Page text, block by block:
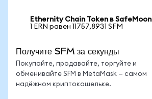
Ethernity Chain Token в SafeMoon
1 ERN равен 11757,8931 SFM
Получите SFM за секунды
Покупайте, продавайте, торгуйте и
обменивайте SFM в MetaMask — самом
надёжном криптокошельке.